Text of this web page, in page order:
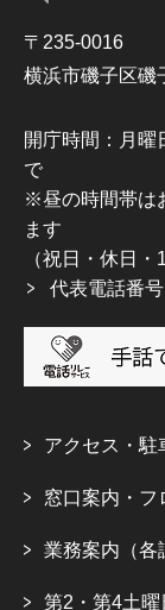
〒235-0016
横浜市磯子区磯
開庁時間：月曜
で
※昼の時間帯は
ます
（祝日・休日
代表電話番
アクセス・駐
窓口案内・フ
業務案内（各
第2・第4土曜